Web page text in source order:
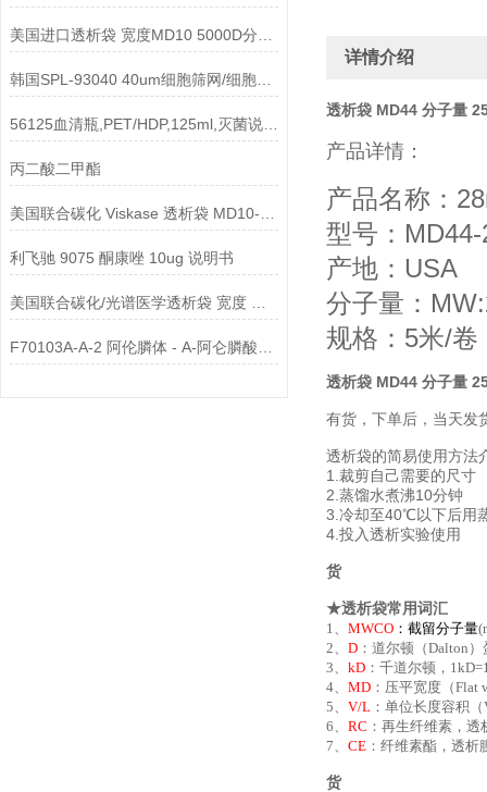
韩国SPL-93040 40um细胞筛网/细胞滤网/细胞过滤器参数
56125血清瓶,PET/HDP,125ml,灭菌说明书
丙二酸二甲酯
利飞驰 9075 酮康唑 10ug 说明书
详情介绍
透析袋 MD44 分子量
产品详情：
产品名称：
型号：
产地：USA
分子量：
规格：5米/卷
透析袋 MD44 分子量
有货，下单后，当天发
透析袋的简易使用方法
1.裁剪自己需要的尺寸
2.蒸馏水煮沸10分钟
3.冷却至40℃以下后用
4.投入透析实验使用
货
★透析袋常用词汇
1、 MWCO ： 截留分子量
2、 D ：道尔顿（Dalton
3、 kD ：千道尔顿，
4、 MD ：压平宽度（
5、 V/L ：单位长度容积
6、 RC ：再生纤维素，
7、 CE ：纤维素酯，透析
货